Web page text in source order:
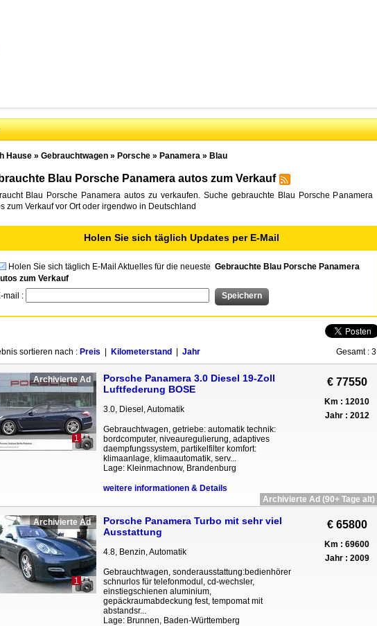
Hause» Gebrauchtwagen» Porsche» Panamera» Blau
Blau Porsche Panamera autos zum Verkauf
Blau Porsche Panamera autos zu verkaufen. Suche gebrauchte Blau Porsche Panamera
zum Verkauf vor Ort oder irgendwo in Deutschland
Holen Sie sich täglich Updates per E-Mail
Holen Sie sich täglich E-Mail Aktuelles für die neueste Gebrauchte Blau Porsche Panamera
zum Verkauf
mail :
sortieren nach : Preis Kilometerstand Jahr Gesamt : 3
Archivierte Ad
1
Porsche Panamera 3.0 Diesel 19-Zoll
Luftfederung BOSE
3.0, Diesel, Automatik
Gebrauchtwagen, getriebe: automatik technik:
bordcomputer, niveauregulierung, adaptives
daempfungssystem, partikelfilter komfort:
klimaanlage, klimaautomatik, serv...
Lage: Kleinmachnow, Brandenburg
weitere informationen & Details
€ 77550
Km : 12010
Jahr : 2012
Archivierte Ad (90+ Tage alt)
Archivierte Ad
1
Porsche Panamera Turbo mit sehr viel
Ausstattung
4.8, Benzin, Automatik
Gebrauchtwagen, sonderausstattung:bedienhörer
schnurlos für telefonmodul, cd-wechsler,
einstiegschienen aluminium,
gepäckraumabdeckung fest, tempomat mit
abstandsr...
Lage: Brunnen, Baden-Württemberg
€ 65800
Km : 69600
Jahr : 2009